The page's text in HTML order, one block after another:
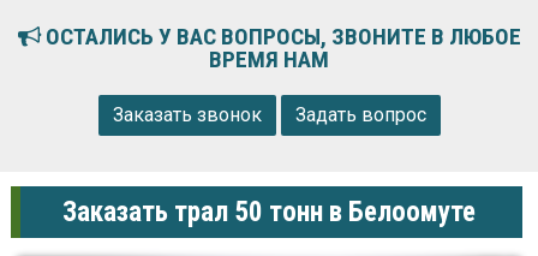
ОСТАЛИСЬ У ВАС ВОПРОСЫ, ЗВОНИТЕ В ЛЮБОЕ
ВРЕМЯ НАМ
Заказать звонок Задать вопрос
Заказать трал 50 тонн в Белоомуте